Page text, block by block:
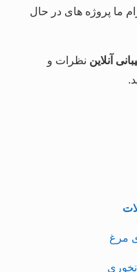
ما پروژه های در حال
آنلاین نظرات و
مرغ